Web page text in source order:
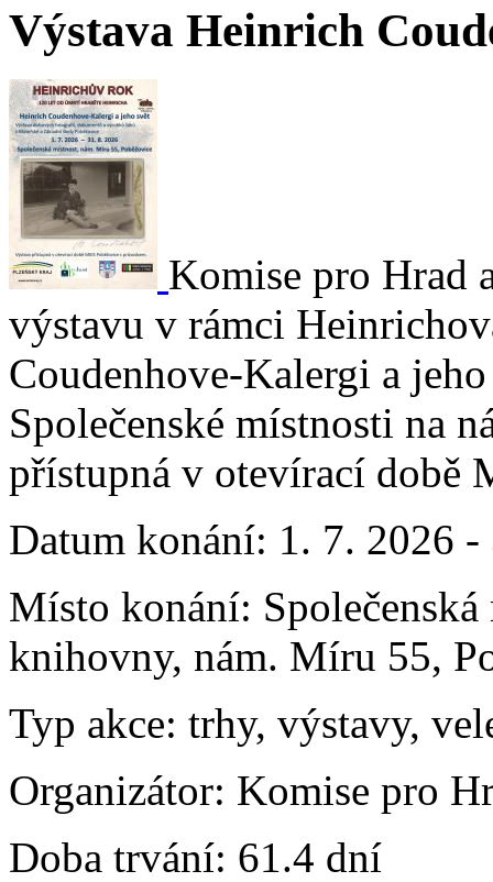
Výstava Heinrich
Komise pro Hrad
výstavu v rámci
Coudenhove-Kalergi a
Společenské místnosti na
přístupná v otevírací době
Datum konání: 1. 7. 2026 -
Místo konání:
knihovny, nám. Míru 55,
Typ akce: trhy, výstavy,
Organizátor: Komise pro
Doba trvání: 61.4 dní